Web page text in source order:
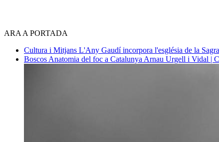
ARA A PORTADA
Cultura i Mitjans L'Any Gaudí incorpora l'església de la
Boscos Anatomia del foc a Catalunya Arnau Urgell i Vidal |